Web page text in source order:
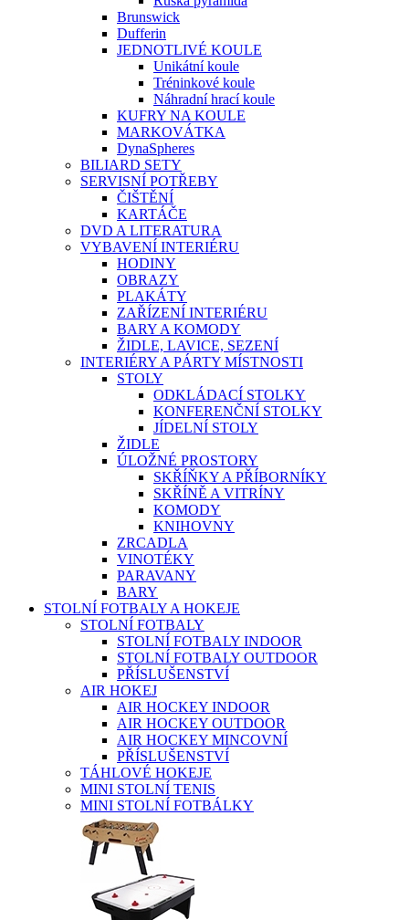
Brunswick
Dufferin
JEDNOTLIVÉ KOULE
Unikátní koule
Tréninkové koule
Náhradní hrací koule
KUFRY NA KOULE
MARKOVÁTKA
DynaSpheres
BILIARD SETY
SERVISNÍ POTŘEBY
ČIŠTĚNÍ
KARTÁČE
DVD A LITERATURA
VYBAVENÍ INTERIÉRU
HODINY
OBRAZY
PLAKÁTY
ZAŘÍZENÍ INTERIÉRU
BARY A KOMODY
ŽIDLE, LAVICE, SEZENÍ
INTERIÉRY A PÁRTY MÍSTNOSTI
STOLY
ODKLÁDACÍ STOLKY
KONFERENČNÍ STOLKY
JÍDELNÍ STOLY
ŽIDLE
ÚLOŽNÉ PROSTORY
SKŘÍŇKY A PŘÍBORNÍKY
SKŘÍNĚ A VITRÍNY
KOMODY
KNIHOVNY
ZRCADLA
VINOTÉKY
PARAVANY
BARY
STOLNÍ FOTBALY A HOKEJE
STOLNÍ FOTBALY
STOLNÍ FOTBALY INDOOR
STOLNÍ FOTBALY OUTDOOR
PŘÍSLUŠENSTVÍ
AIR HOKEJ
AIR HOCKEY INDOOR
AIR HOCKEY OUTDOOR
AIR HOCKEY MINCOVNÍ
PŘÍSLUŠENSTVÍ
TÁHLOVÉ HOKEJE
MINI STOLNÍ TENIS
MINI STOLNÍ FOTBÁLKY